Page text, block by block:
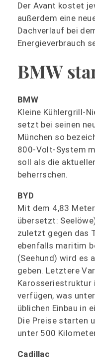
Der Avant kostet
außerdem eine
Dachverlauf bei
Energieverbrauch
BMW
BMW
Kleine Kühlergrill-
setzt bei seinen
München so
800-Volt-System
soll als die
beherrschen.
BYD
Mit dem 4,83
übersetzt:
zuletzt gegen das
ebenfalls maritim
(Seehund) wird es
geben. Letztere
Karosseriestruktur
verfügen, was
üblichen Einbau in
Die Preise starten
unter 500
Cadillac